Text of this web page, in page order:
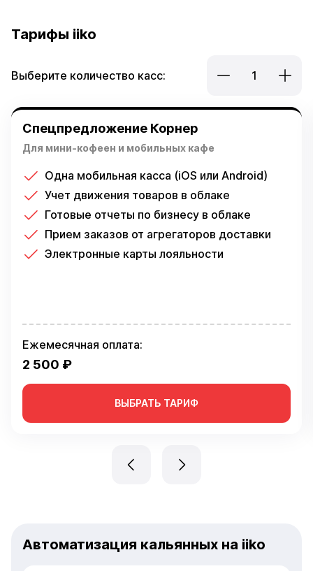
Тарифы iiko
Выберите количество касс: 1
Спецпредложение Корнер
Для мини-кофеен и мобильных кафе
Одна мобильная касса (iOS или Android)
Учет движения товаров в облаке
Готовые отчеты по бизнесу в облаке
Прием заказов от агрегаторов доставки
Электронные карты лояльности
Ежемесячная оплата:
2 500 ₽
ВЫБРАТЬ ТАРИФ
Автоматизация кальянных на iiko